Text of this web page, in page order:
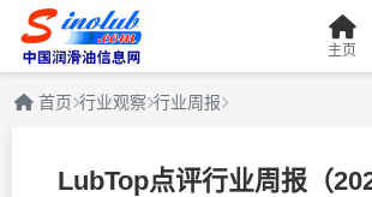
主页
首页 行业观察 行业周报
LubTop点评行业周报（